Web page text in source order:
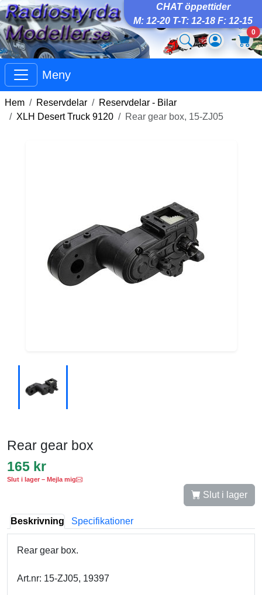
CHAT öppettider
M: 12-20 T-T: 12-18 F: 12-15
0
Meny
Hem Reservdelar
Reservdelar - Bilar
XLH Desert Truck 9120
Rear gear box, 15-ZJ05
Rear gear box
165 kr
Slut i lager – Mejla mig
Slut i lager
Beskrivning Specifikationer
Rear gear box.
Art.nr: 15-ZJ05, 19397